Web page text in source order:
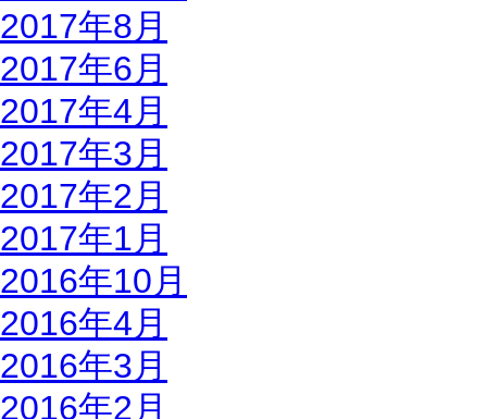
2017年8月
2017年6月
2017年4月
2017年3月
2017年2月
2017年1月
2016年10月
2016年4月
2016年3月
2016年2月